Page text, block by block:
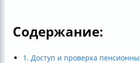
Содержание:
1. Доступ и проверка